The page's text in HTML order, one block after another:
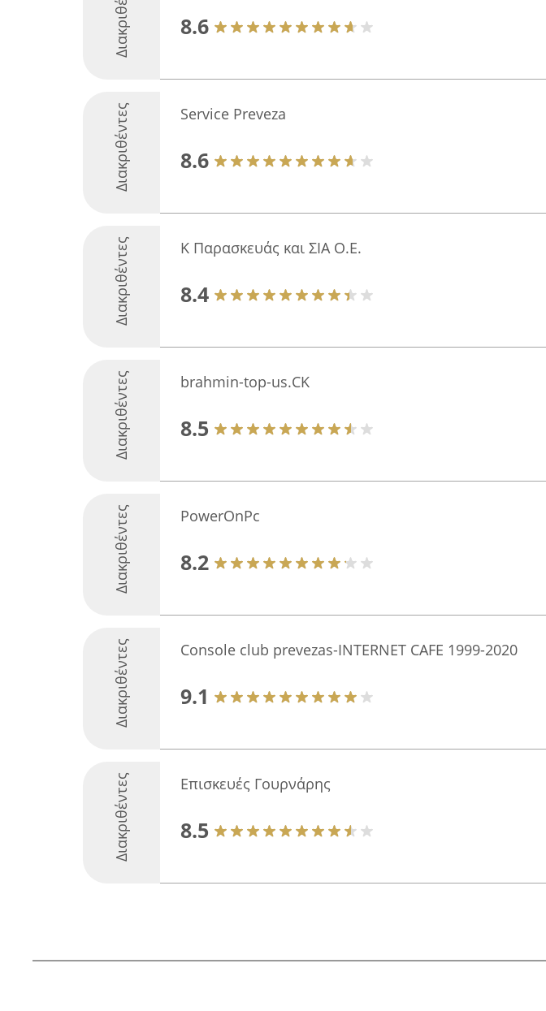
8.6
Διακριθέντες Service Preveza
8.6
Διακριθέντες Κ Παρασκευάς και ΣΙΑ Ο.E.
8.4
Διακριθέντες brahmin-top-us.CK
8.5
Διακριθέντες PowerOnPc
8.2
Διακριθέντες Console club prevezas-INTERNET CAFE 1999-2020
9.1
Διακριθέντες Επισκευές Γουρνάρης
8.5